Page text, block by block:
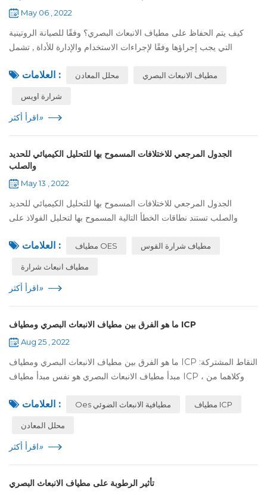
May 06 , 2022
كيف يتم الحفاظ على مطياف الانبعاث البصري؟ وفقًا للصيانة الروتينية
التي يجب إجراؤها وفقًا لإجراءات الاستخدام والإدارة للأداة , تشمل
العلامات : محلل المعادن مطياف الانبعاث البصري
شرارة اويس
اقرأ أكثر»
الجدول المرجعي للاختلافات المسموح بها للتحليل الكيميائي للحديد
والصلب
May 13 , 2022
الجدول المرجعي للاختلافات المسموح بها للتحليل الكيميائي للحديد
والصلب تستند نطاقات الخطأ التالية المسموح بها لتحليل الفولاذ على
وفقًا...
العلامات : مطياف OES مطياف شرارة القوس
مطياف انبعاث شرارة
اقرأ أكثر»
ما هو الفرق بين مطياف الانبعاث البصري ومطياف ICP
Aug 25 , 2022
ما هو الفرق بين مطياف الانبعاث البصري ومطياف ICP النقاط المشتركة:
مبدأ مطياف الانبعاث البصري هو نفس مبدأ مطياف ICP ، وكلاهما من
سائل...
العلامات : Oes مطيافية الانبعاث الضوئي مطياف ICP
محلل المعادن
اقرأ أكثر»
تأثير الرطوبة على مطياف الانبعاث البصري